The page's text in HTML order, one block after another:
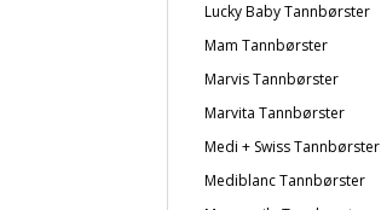
Lucky Baby Tannbørster
Mam Tannbørster
Marvis Tannbørster
Marvita Tannbørster
Medi + Swiss Tannbørster
Mediblanc Tannbørster